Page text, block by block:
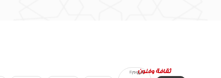
ثقافة وفنون
#اليوم